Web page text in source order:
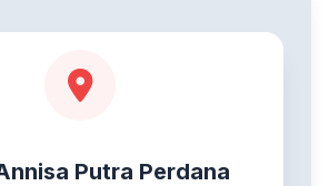
Putra Perdana